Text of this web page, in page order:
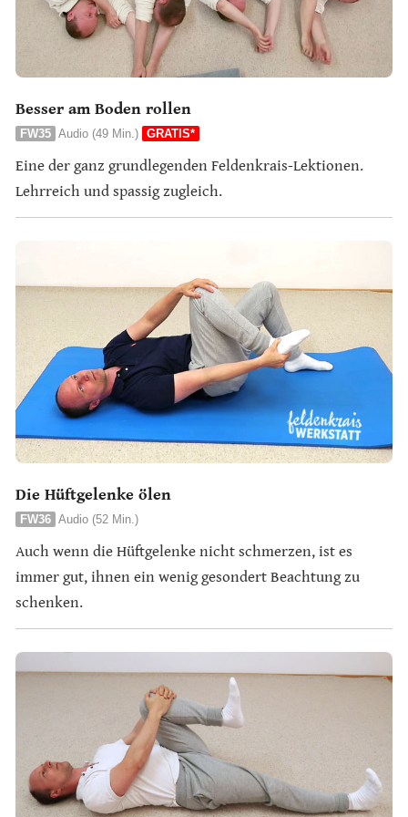
Besser am Boden rollen
FW35 Audio (49 Min.) GRATIS*
Eine der ganz grundlegenden Feldenkrais-Lektionen.
Lehrreich und spassig zugleich.
Die Hüftgelenke ölen
FW36 Audio (52 Min.)
Auch wenn die Hüftgelenke nicht schmerzen, ist es
immer gut, ihnen ein wenig gesondert Beachtung zu
schenken.